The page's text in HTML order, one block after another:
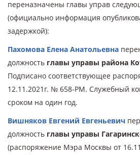
переназначены главы управ
(официально информация
задержкой):
Пахомова Елена Анатольевна
должность главы управы района
Подписано соответствующее
12.11.2021г. № 658-РМ. Служебный
сроком на один год.
Вишняков Евгений Евгеньевич
должность главы управы
(распоряжение Мэра Москвы от